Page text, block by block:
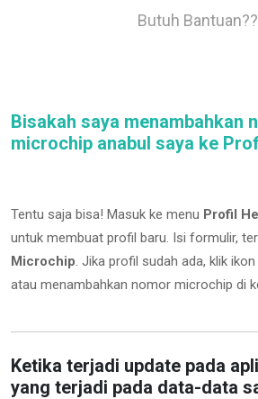
Butuh
Bisakah saya menambahkan
microchip anabul saya ke
Tentu saja bisa! Masuk ke menu Profil
untuk membuat profil baru. Isi formulir,
Microchip. Jika profil sudah ada, klik
atau menambahkan nomor microchip di
Ketika terjadi update pada
yang terjadi pada data-data